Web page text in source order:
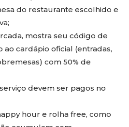
do restaurante escolhido e
mostra seu código de
ao cardápio oficial (entradas,
com 50% de
devem ser pagos no
hour e rolha free, como